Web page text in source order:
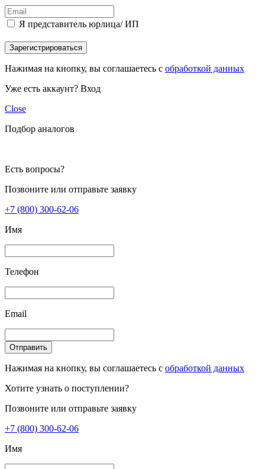
Я представитель юрлица/ ИП
Зарегистрироваться
Нажимая на кнопку, вы соглашаетесь с обработкой данных
Уже есть аккаунт? Вход
Close
Подбор аналогов
Есть вопросы?
Позвоните или отправьте заявку
+7 (800) 300-62-06
Имя
Телефон
Email
Отправить
Нажимая на кнопку, вы соглашаетесь с обработкой данных
Хотите узнать о поступлении?
Позвоните или отправьте заявку
+7 (800) 300-62-06
Имя